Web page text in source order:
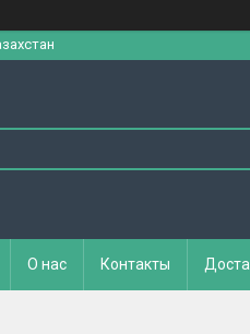
О нас Контакты